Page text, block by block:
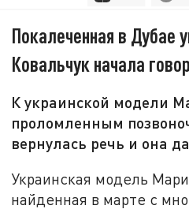
Покалеченная в Дубае
Ковальчук начала
К украинской модели
проломленным
вернулась речь и она
Украинская модель
найденная в марте с